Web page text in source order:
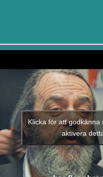
Klicka för att godkänna
aktivera